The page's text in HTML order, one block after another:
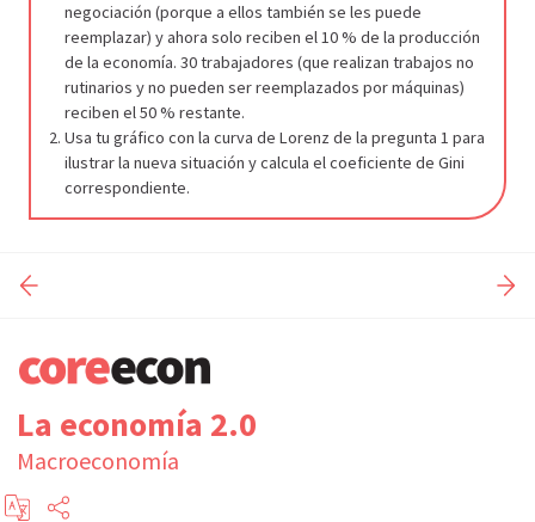
negociación (porque a ellos también se les puede
reemplazar) y ahora solo reciben el 10 % de la producción
de la economía. 30 trabajadores (que realizan trabajos no
rutinarios y no pueden ser reemplazados por máquinas)
reciben el 50 % restante.
Usa tu gráfico con la curva de Lorenz de la pregunta 1 para
ilustrar la nueva situación y calcula el coeficiente de Gini
correspondiente.
La economía 2.0
Macroeconomía